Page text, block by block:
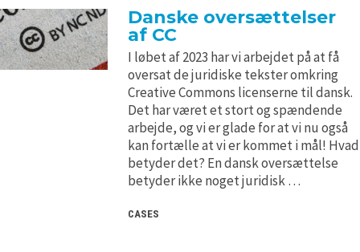
Danske oversættelser
af CC
I løbet af 2023 har vi arbejdet på at få
oversat de juridiske tekster omkring
Creative Commons licenserne til dansk.
Det har været et stort og spændende
arbejde, og vi er glade for at vi nu også
kan fortælle at vi er kommet i mål! Hvad
betyder det? En dansk oversættelse
betyder ikke noget juridisk …
CASES